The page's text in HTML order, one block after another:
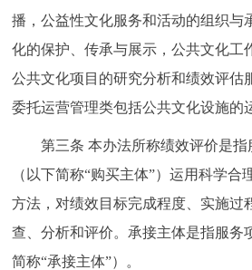
播，公益性文化服务和活动的组织与
化的保护、传承与展示，公共文化工
公共文化项目的研究分析和绩效评估
委托运营管理类包括公共文化设施的
第三条 本办法所称绩效评价是指
（以下简称“购买主体”）运用科学合
方法，对绩效目标完成程度、实施过
查、分析和评价。承接主体是指服务
简称“承接主体”）。